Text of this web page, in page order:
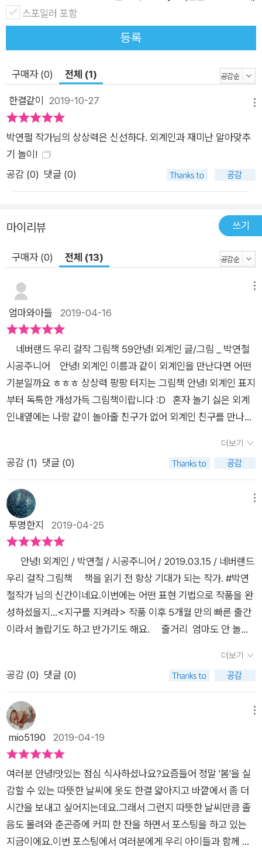
인의 모습으로 끝납니다. 《안녕! 외계인》은 관계 맺기의 즐거움
을 주는 그림책의 힘, 상상을 현실로 만들어 주는 놀라운 그림책
의 세계를 유쾌하게 보여 줍니다. 이미지가 가득한 상상 세계 안
에서 외계인에게는 자동차가 게처럼 천천히 걷고, 등대가 입을 벌
려 말하기도 합니다. 그런 외계인을 이해하고 알아봐 준 것은 같
은 시선을 가진 순수한 아이였지요. 그런 의미에서 《안녕! 외계
인》은 누구나 한 번쯤 자신은 외계인이 아닐까 라고 생각해 본 적
이 있는 사람, 외계인을 만난 적이 있는 사람, 엉뚱하지만 순수했
던 어린 시절을 기억하고 있는 사람이라면 누구나 즐겁게 볼 수
있는 작품입니다.
스포일러 포함
등록
구매자 (0) 전체 (1)
한결같이 2019-10-27
박연펄 작가님의 상상력은 신선하다. 외계인과 재미난 알아맞추
기 놀이!
공감 (0) 댓글 (0)
마이리뷰 쓰기
구매자 (0) 전체 (13)
엄마와아들 2019-04-16
네버랜드 우리 걸작 그림책 59안녕! 외계인 글/그림 _ 박연철
시공주니어 안녕! 외계인 이름과 같이 외계인을 만난다면 어떤
기분일까요 ㅎㅎㅎ 상상력 팡팡 터지는 그림책 안녕! 외계인 표지
부터 독특한 개성가득 그림책이랍니다 :D 혼자 놀기 싫은 외계
인내옆에는 나랑 같이 놀아줄 친구가 없어 외계인 친구를 만나면
외계인 굉장한 독특한 기법의 그림책이랍니다 사람이 보는 시선
에 대해서도 한번더 생각해 볼수 밖에 없더라구요 안녕 외계인 그
림책은 문자, 사진, 그리고 사진이 더해진 재미있는 시도 흥미로
운 상상까지 더해졌어요 선으로 표현된 페이지형상화된 페이지
그리고 더 나아가 사진으로된 페이지 한페이지 한페이지 놓칠수
없는 재미가 가득하구요 비교해보는 재미까지 쏠쏠하더라구요
빠를 외치는 사물들 ㅎㅎ 외계인은 진정한 외계인 친구를 만날
수 있을까요 ㅎㅎㅎ 표지부터 7살 아들의 재미있는 상상은 시
작되구요 ㅋㅋㅋ 외계인을 표현해 보면서 즐겁게 그림책을 읽어
요 삐리삐리삐 ㅋㅋ 외계인 대화도 해보구요 상상력이 팡팡 터지
는 그림책 읽기 시간이 완성되는안녕 ! 외계인 계란후라이, 자
동차, 성벽 ㅎㅎㅎ 모두 바빠서 친구가 되진 못했어요 ㅠ.ㅠ하지
만 .. 드디어 만난 외계인 친구 그림만 보고 무엇인지 맘껏 상상하
치는 재미있는 상상력 가득한 그림책 :D 7살 아들은 ... 이 책을
처음 만나고는 바로 흥미를 보이더라구요 그러면서 그자리에서
끝까지 다읽고는 ... 엄마랑 마주보고 앉아서 다시 읽는데 어찌나
아는척을 하는지 ㅎㅎㅎ 상상도 하고 이야기도 나누며,즐거운 그
림책 읽기 시간이 완성 :D 일상생활속에서 쉽게 만나는 자동
차, 등대 등 ... 조금은 선으로 간결하게 표현된 그림에 금방 알아
채지는 못하겠더라구요 ㅎㅎㅎ 그러면서 아이와 함께 엄마인 저
도 상상하며 유추해보는 시간 정말 알찬 시간이었던것 같아요 ㅎ
ㅎㅎ 아이와 함께 다양한 물건을 간결하게 그려보고 서로 맞춰보
더보기
공감 (1) 댓글 (0)
투명한지 2019-04-25
안녕! 외계인 / 박연철 / 시공주니어 / 2019.03.15 / 네버랜드
우리 걸작 그림책 책을 읽기 전​​ 항상 기대가 되는 작가. #박연
철작가 님의 신간이네요.이번에는 어떤 표현 기법으로 작품을 완
성하셨을지...<지구를 지켜라> 작품 이후 5개월 만의 빠른 출간
이라서 놀랍기도 하고 반가기도 해요. 줄거리 엄마도 안 놀아
까? 난 혼자 있기 싫은데.내 옆에는 나와 같이 놀아 줄 친구가 없
어. 친구를 찾아 나선 외계인의 지구 여행이 시작됩니다. 나랑
야. 난 지금 요리하느라 바빠.저리 가서 놀아. 가만, 애네는 뭘
보는 거지?안녕! 외계인 아니야, 우리는 쿨쿨 콸콸 송수구
야. 불이 나면 가장 먼저 달려가지. 급한 일이 아니면 말 걸지
인 맞아, 나는 진짜 진짜 외계인이야. 누굴 만났을까요? 책을
읽고 오~홀~ 역시!문자와 사진과 그림이 만나서 새로운 이미지
가 생겨났어요. 사진이 나타나기 전까지 어떤 사물 인지 짐작이
잘 가지 않아요.제일 쉬웠던 것은 변기였어요. 그런데 정답은 '변
기 뚜껑'이라는 점...작가님은 답을 도통 쉽게 주질 않으시네요. ㅋ
더보기
공감 (0) 댓글 (0)
mio5190 2019-04-19
여러분 안녕!맛있는 점심 식사하셨나요?요즘들어 정말 '봄'을 실
감할 수 있는 따뜻한 날씨에 옷도 한결 얇아지고 바깥에서 좀 더
시간을 보내고 싶어지는데요.그래서 그런지 따뜻한 날씨만큼 졸
음도 몰려와 춘곤증에 커피 한 잔을 하면서 포스팅을 하고 있는
지금이에요.이번 포스팅에서 여러분에게 우리 아이들과 함께 읽